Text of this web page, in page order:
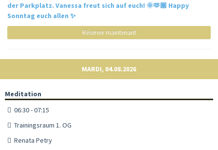
der Parkplatz. Vanessa freut sich auf euch! 🌞🫶🏽 Happy
Sonntag euch allen ✨
Réserver maintenant
MARDI, 04.08.2026
Meditation
06:30 - 07:15
Trainingsraum 1. OG
Renata Petry